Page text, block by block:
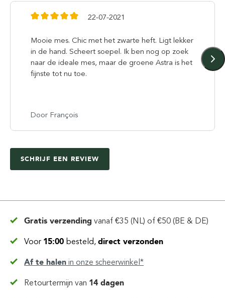
22-07-2021
Mooie mes. Chic met het zwarte heft. Ligt lekker
in de hand. Scheert soepel. Ik ben nog op zoek
naar de ideale mes, maar de groene Astra is het
fijnste tot nu toe.
Door François
SCHRIJF EEN REVIEW
Gratis verzending vanaf €35 (NL) of €50 (BE & DE)
Voor 15:00 besteld, direct verzonden
Af te halen in onze scheerwinkel*
Retourtermijn van 14 dagen